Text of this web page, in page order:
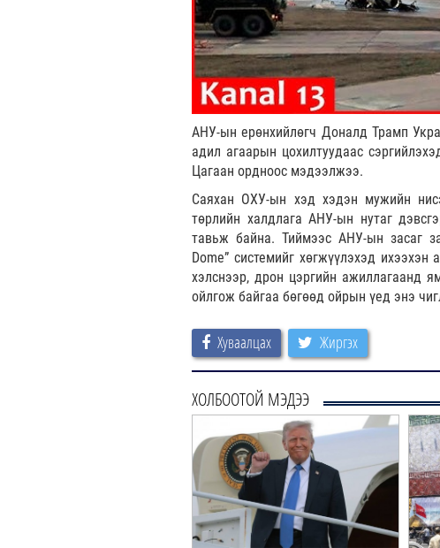
АНУ-ын ерөнхийлөгч Доналд Трамп
адил агаарын цохилтуудаас
Цагаан ордноос мэдээлжээ.
Саяхан ОХУ-ын хэд хэдэн мужийн
төрлийн халдлага АНУ-ын нутаг
тавьж байна. Тиймээс АНУ-ын засаг
Dome” системийг хөгжүүлэхэд
хэлснээр, дрон цэргийн ажиллагаанд
ойлгож байгаа бөгөөд ойрын үед энэ
Хуваалцах Жиргэх
ХОЛБООТОЙ МЭДЭЭ